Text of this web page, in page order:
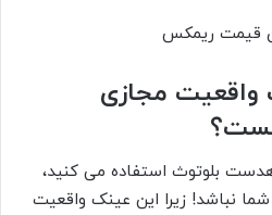
مجازی
هدست بلوتوث استفاده می کنید،
نباشد! زیرا این عینک واقعیت